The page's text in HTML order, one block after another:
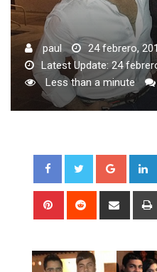
paul
24 febrero,
Latest Update: 24
Less than a minute
Google+
Pinterest Reddit
Share